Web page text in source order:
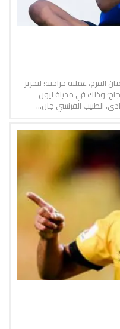
الفرج، عملية جراحية؛ لتحرير
وذلك في مدينة ليون
الطبيب الفرنسي جان…